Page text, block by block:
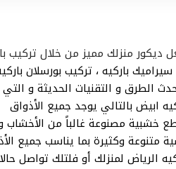
منزلك مميز من خلال تركيب
باركيه ، تركيب بورسلان
الطرق و التقنيات الحديثة و
ابيض بالتالي يوجد جميع الأذواق
خشبية مصنوعة غالباً من
متنوعة وكثيرة بما يناسب جميع
الرياض لمنزلك أو فلتلك تواصل